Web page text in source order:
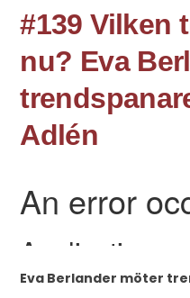
#139 Vilken
nu? Eva
Adlén
Eva Berlander möter